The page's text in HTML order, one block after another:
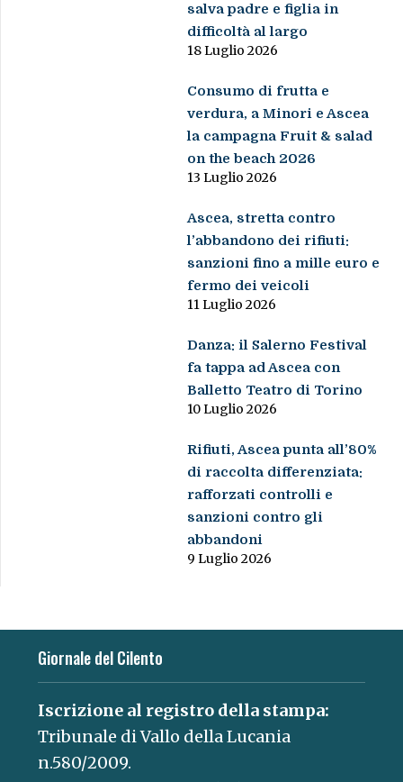
salva padre e figlia in
difficoltà al largo
18 Luglio 2026
Consumo di frutta e
verdura, a Minori e Ascea
la campagna Fruit & salad
on the beach 2026
13 Luglio 2026
Ascea, stretta contro
l’abbandono dei rifiuti:
sanzioni fino a mille euro e
fermo dei veicoli
11 Luglio 2026
Danza: il Salerno Festival
fa tappa ad Ascea con
Balletto Teatro di Torino
10 Luglio 2026
Rifiuti, Ascea punta all’80%
di raccolta differenziata:
rafforzati controlli e
sanzioni contro gli
abbandoni
9 Luglio 2026
Giornale del Cilento
Iscrizione al registro della stampa:
Tribunale di Vallo della Lucania
n.580/2009.